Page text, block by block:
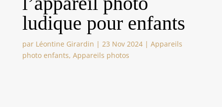
ludique pour enfants
par Léontine Girardin | 23 Nov 2024| Appareils
photo enfants, Appareils photos